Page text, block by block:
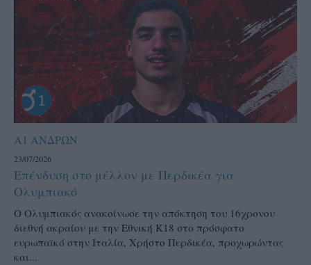
Α1 ΑΝΔΡΩΝ
23/07/2026
Επένδυση στο μέλλον με Περδικέα για
Ολυμπιακό
Ο Ολυμπιακός ανακοίνωσε την απόκτηση του 16χρονου
διεθνή ακραίου με την Εθνική Κ18 στο πρόσφατο
ευρωπαϊκό στην Ιταλία, Χρήστο Περδικέα, προχωρώντας
και...